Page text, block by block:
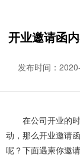
开业邀请函
发布时间：
在公司开业的时
动，那么开业邀请
呢？下面遇柬你邀